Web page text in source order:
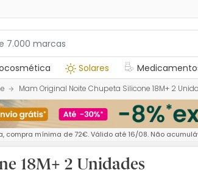
Solares
Mam Original Noite Chupeta Silicone 18M+ 2
compra mínima de 72€. Válido até 16/08. Não
18M+ 2 Unidades